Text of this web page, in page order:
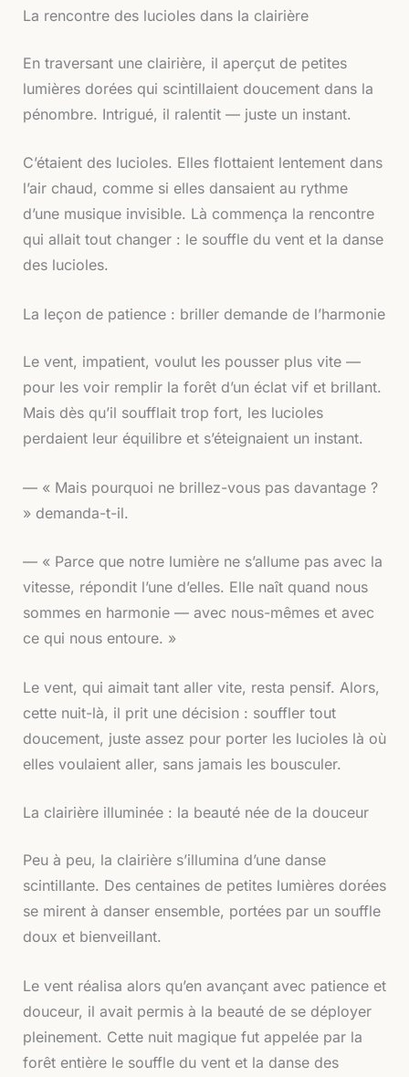
La rencontre des lucioles dans la clairière
En traversant une clairière, il aperçut de petites
lumières dorées qui scintillaient doucement dans la
pénombre. Intrigué, il ralentit — juste un instant.
C’étaient des lucioles. Elles flottaient lentement dans
l’air chaud, comme si elles dansaient au rythme
d’une musique invisible. Là commença la rencontre
qui allait tout changer : le souffle du vent et la danse
des lucioles.
La leçon de patience : briller demande de l’harmonie
Le vent, impatient, voulut les pousser plus vite —
pour les voir remplir la forêt d’un éclat vif et brillant.
Mais dès qu’il soufflait trop fort, les lucioles
perdaient leur équilibre et s’éteignaient un instant.
— « Mais pourquoi ne brillez-vous pas davantage ?
» demanda-t-il.
— « Parce que notre lumière ne s’allume pas avec la
vitesse, répondit l’une d’elles. Elle naît quand nous
sommes en harmonie — avec nous-mêmes et avec
ce qui nous entoure. »
Le vent, qui aimait tant aller vite, resta pensif. Alors,
cette nuit-là, il prit une décision : souffler tout
doucement, juste assez pour porter les lucioles là où
elles voulaient aller, sans jamais les bousculer.
La clairière illuminée : la beauté née de la douceur
Peu à peu, la clairière s’illumina d’une danse
scintillante. Des centaines de petites lumières dorées
se mirent à danser ensemble, portées par un souffle
doux et bienveillant.
Le vent réalisa alors qu’en avançant avec patience et
douceur, il avait permis à la beauté de se déployer
pleinement. Cette nuit magique fut appelée par la
forêt entière le souffle du vent et la danse des